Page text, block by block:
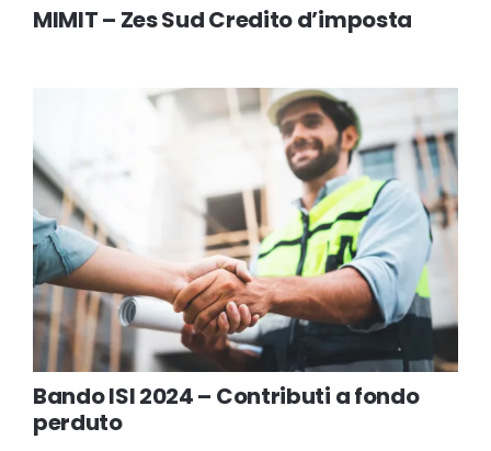
MIMIT – Zes Sud Credito d’imposta
Bando ISI 2024 – Contributi a fondo
perduto